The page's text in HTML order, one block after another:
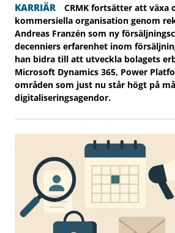
KARRIÄR
CRMK fortsätter att växa
kommersiella organisation genom
Andreas Franzén som ny
decenniers erfarenhet inom
han bidra till att utveckla bolagets
Microsoft Dynamics 365, Power
områden som just nu står högt på
digitaliseringsagendor.